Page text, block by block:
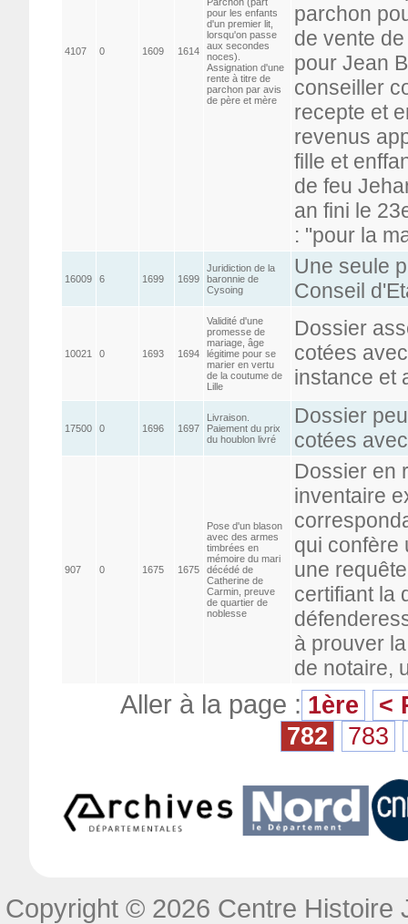
4107 0 1609 1614
pour les enfants
d'un premier lit,
lorsqu'on passe
aux secondes
noces).
Assignation d'une
rente à titre de
parchon par avis
de père et mère
parchon
de vente
pour Jean
conseiller
recepte et
revenus
fille et
de feu
an fini le
: "pour la
16009 6 1699 1699
Juridiction de la
baronnie de
Cysoing
Une seule
Conseil
10021 0 1693 1694
Validité d'une
promesse de
mariage, âge
légitime pour se
marier en vertu
de la coutume de
Lille
Dossier
cotées
instance et
17500 0 1696 1697
Livraison.
Paiement du prix
du houblon livré
Dossier
cotées
907 0 1675 1675
Pose d'un blason
avec des armes
timbrées en
mémoire du mari
décédé de
Catherine de
Carmin, preuve
de quartier de
noblesse
Dossier en
inventaire
qui confère
une
certifiant la
à prouver
de notaire,
Aller à la page : 1ère
<
782
783
Copyright © 2026 Centre Histoire